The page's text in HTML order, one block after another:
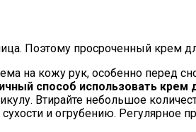
Поэтому просроченный крем
на кожу рук, особенно перед
способ использовать крем
Втирайте небольшое
и огрубению. Регулярное